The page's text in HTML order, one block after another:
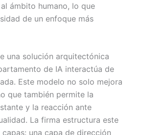
ámbito humano, lo que
de un enfoque más
una solución arquitectónica
de IA interactúa de
Este modelo no solo mejora
que también permite la
y la reacción ante
La firma estructura este
una capa de dirección